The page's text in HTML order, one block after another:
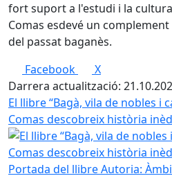
fort suport a l'estudi i la
Comas esdevé un
del passat baganès.
Facebook
X
Darrera actualització:
El llibre “Bagà, vila de nobles i
Comas descobreix història
Portada del llibreAutoria: